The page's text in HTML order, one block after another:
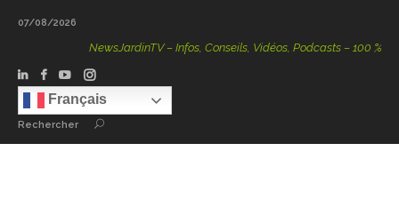
07/08/2026
NewsJardinTV – Infos, Conseils, Vidéos, Podcasts – 100 %
Français
Rechercher